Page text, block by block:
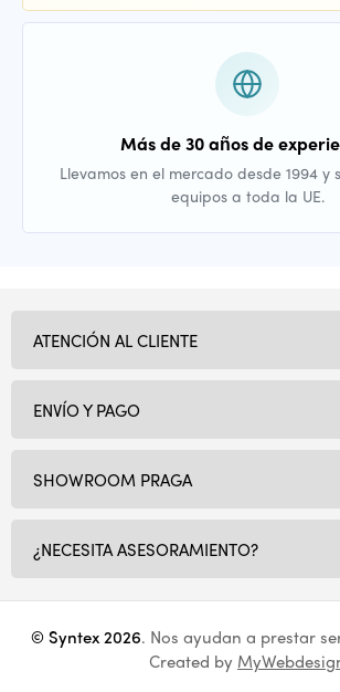
Más de 30 años de
Llevamos en el mercado desde 1994 y
equipos a toda la UE.
SHOWROOM PRAGA
¿NECESITA ASESORAMIENTO?
ATENCIÓN AL CLIENTE
ENVÍO Y PAGO
© Syntex 2026. Nos ayudan a prestar
Created by